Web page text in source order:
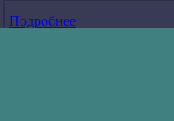
Подробнее